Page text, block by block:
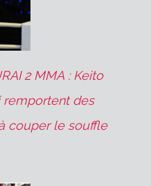
2 MMA : Keito
remportent des
couper le souffle